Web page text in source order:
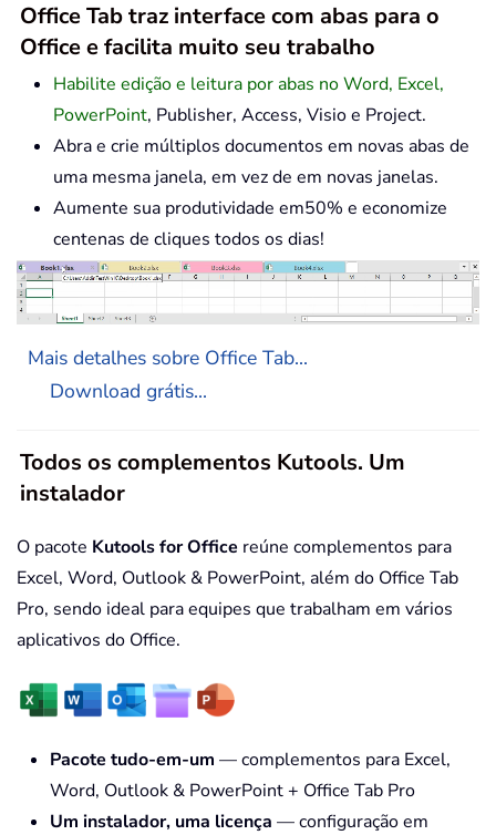
Office Tab traz interface com abas para o
Office e facilita muito seu trabalho
Habilite edição e leitura por abas no Word, Excel,
PowerPoint, Publisher, Access, Visio e Project.
Abra e crie múltiplos documentos em novas abas de
uma mesma janela, em vez de em novas janelas.
Aumente sua produtividade em50% e economize
centenas de cliques todos os dias!
Mais detalhes sobre Office Tab...
Download grátis...
Todos os complementos Kutools. Um
instalador
O pacote Kutools for Office reúne complementos para
Excel, Word, Outlook & PowerPoint, além do Office Tab
Pro, sendo ideal para equipes que trabalham em vários
aplicativos do Office.
Pacote tudo-em-um — complementos para Excel,
Word, Outlook & PowerPoint + Office Tab Pro
Um instalador, uma licença — configuração em